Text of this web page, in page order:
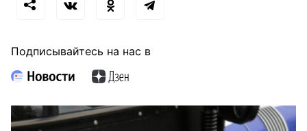
Подписывайтесь на нас в